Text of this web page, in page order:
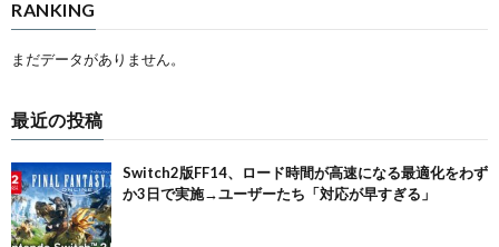
RANKING
まだデータがありません。
最近の投稿
Switch2版FF14、ロード時間が高速になる最適化をわず
か3日で実施→ユーザーたち「対応が早すぎる」